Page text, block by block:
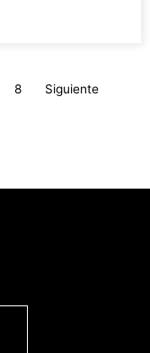
8 Siguiente